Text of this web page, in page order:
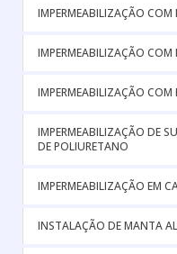
IMPERMEABILIZAÇÃO COM
IMPERMEABILIZAÇÃO
IMPERMEABILIZAÇÃO COM
IMPERMEABILIZAÇÃO DE
DE POLIURETANO
IMPERMEABILIZAÇÃO EM
INSTALAÇÃO DE MANTA